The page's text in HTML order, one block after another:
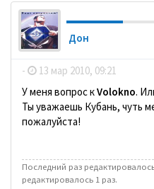
Дон
- 13 мар 2010, 09:21
У меня вопрос кVolokno.
Ты уважаешь Кубань, чуть
пожалуйста!
Последний раз
редактировалось 1 раз.